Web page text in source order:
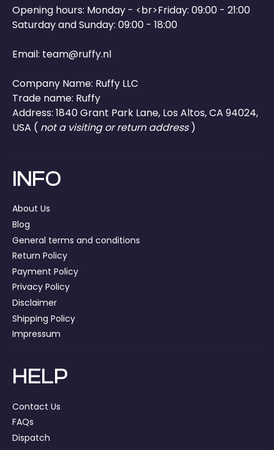
Opening hours: Monday - <br>Friday: 09:00 - 21:00
Saturday and Sunday: 09:00 - 18:00
Email: team@ruffy.nl
Company Name: Ruffy LLC
Trade name: Ruffy
Address: 1840 Grant Park Lane, Los Altos, CA 94024,
USA ( not a visiting or return address)
INFO
About Us
Blog
General terms and conditions
Return Policy
Payment Policy
Privacy Policy
Disclaimer
Shipping Policy
Impressum
HELP
Contact Us
FAQs
Dispatch